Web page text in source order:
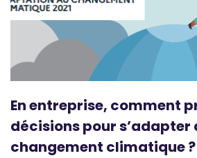
En entreprise, comment
décisions pour s’adapter
changement climatique ?